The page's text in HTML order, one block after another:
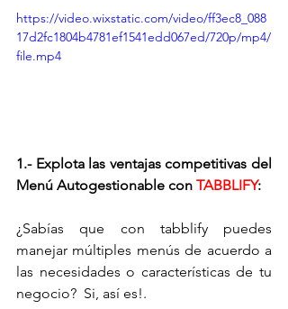
https://video.wixstatic.com/video/ff3ec8_088
17d2fc1804b4781ef1541edd067ed/720p/mp4/
file.mp4
1.- Explota las ventajas competitivas del
Menú Autogestionable con TABBLIFY:
¿Sabías que con tabblify puedes
manejar múltiples menús de acuerdo a
las necesidades o características de tu
negocio?  Si, así es!.